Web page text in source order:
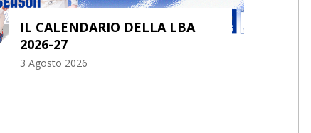
IL CALENDARIO DELLA LBA
2026-27
3 Agosto 2026